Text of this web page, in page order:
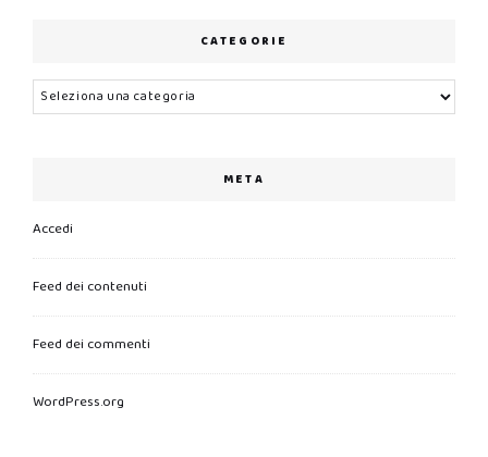
CATEGORIE
Categorie
META
Accedi
Feed dei contenuti
Feed dei commenti
WordPress.org